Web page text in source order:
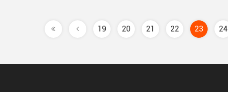
19 20 21 22 23 24